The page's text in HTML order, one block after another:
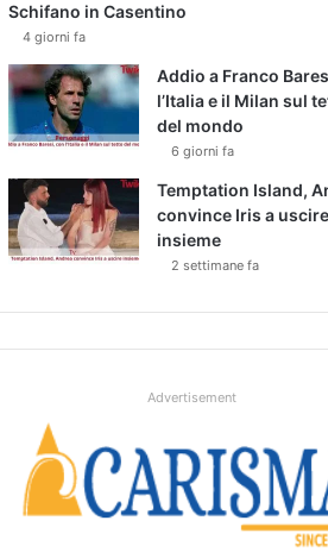
Schifano in Casentino
4 giorni fa
Addio a Franco
l’Italia e il Milan sul
del mondo
6 giorni fa
Temptation Island,
convince Iris a uscire
insieme
2 settimane fa
Advertisement